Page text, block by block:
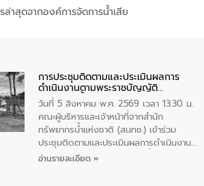
ล่าสุดจากองค์การจัดการน้ำเสีย
การประชุมติดตามและประเมินผลการ
ดำเนินงานตามพระราชบัญญัติ
ทรัพยากรน้ำ พ.ศ. 2561 ประจำ
ปีงบประมาณ พ.ศ. 2569
วันที่ 5 สิงหาคม พ.ศ. 2569 เวลา 13.30 น.
คณะผู้บริหารและเจ้าหน้าที่จากสำนัก
ทรัพยากรน้ำแห่งชาติ (สนทช.) เข้าร่วม
ประชุมติดตามและประเมินผลการดำเนินงาน
ตามพระราชบัญญัติทรัพยากรน้ำ พ.ศ. 2561
อ่านรายละเอียด »